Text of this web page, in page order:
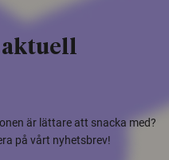
aktuell
är lättare att snacka med?
på vårt nyhetsbrev!